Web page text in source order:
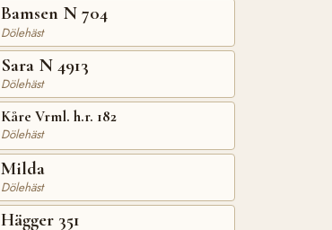
Bamsen N 704
Dölehäst
Sara N 4913
Dölehäst
Kåre Vrml. h.r. 182
Dölehäst
Milda
Dölehäst
Hägger 351